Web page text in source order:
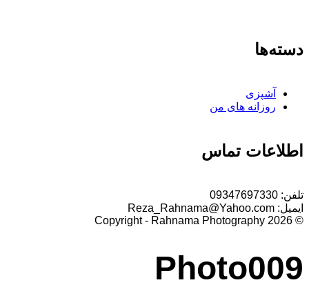
دسته‌ها
آشپزی
روزانه های من
اطلاعات تماس
تلفن:
ایمیل:
© 2026 Copyright - Rahnama Photography
Photo009